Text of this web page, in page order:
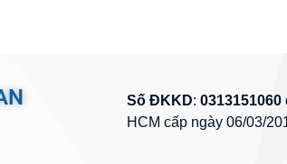
Số ĐKKD:0313151060
HCM cấp ngày 06/03/